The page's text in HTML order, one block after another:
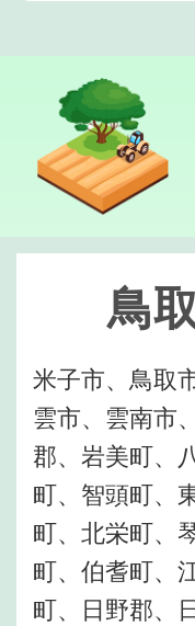
鳥
米子市、鳥取
雲市、雲南市
郡、岩美町、
町、智頭町、
町、北栄町、
町、伯耆町、
町、日野郡、